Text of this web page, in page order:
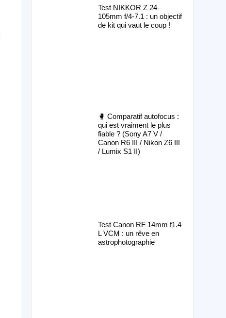
Test NIKKOR Z 24-
105mm f/4-7.1 : un objectif
de kit qui vaut le coup !
🥊 Comparatif autofocus :
qui est vraiment le plus
fiable ? (Sony A7 V /
Canon R6 III / Nikon Z6 III
/ Lumix S1 II)
Test Canon RF 14mm f1.4
L VCM : un rêve en
astrophotographie